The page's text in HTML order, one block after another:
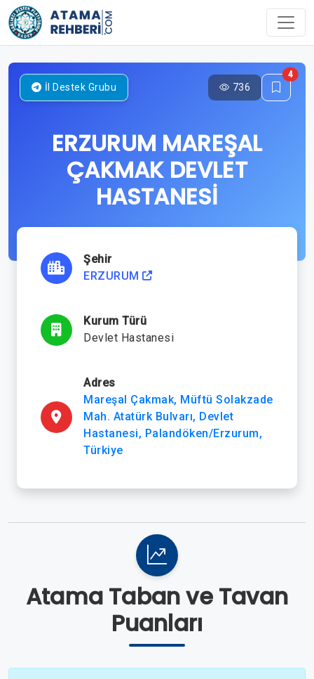
ERZURUM MAREŞAL
ÇAKMAK DEVLET
HASTANESİ
İl Destek Grubu 736
4
Şehir
ERZURUM
Kurum Türü
Devlet Hastanesi
Adres
Mareşal Çakmak, Müftü Solakzade
Mah. Atatürk Bulvarı, Devlet
Hastanesi, Palandöken/Erzurum,
Türkiye
Atama Taban ve Tavan
Puanları